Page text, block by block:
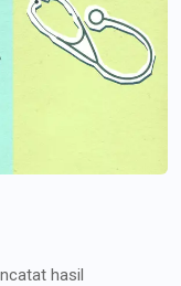
hasil